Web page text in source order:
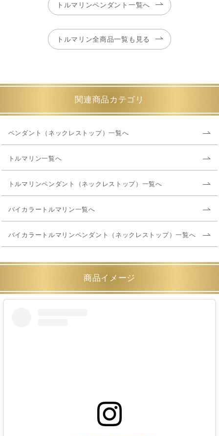
トルマリンペンダント一覧へ
トルマリン全商品一覧も見る
関連商品カテゴリ
ペンダント（ネックレストップ）一覧へ
トルマリン一覧へ
トルマリンペンダント（ネックレストップ）一覧へ
バイカラートルマリン一覧へ
バイカラートルマリンペンダント（ネックレストップ）一覧へ
商品イメージ